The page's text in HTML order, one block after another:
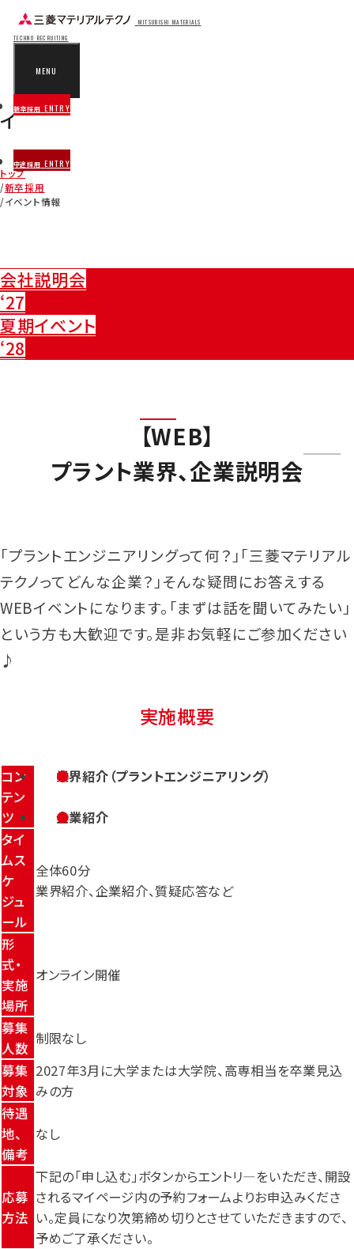
MITSUBISHI MATERIALS
TECHNO RECRUITING
MENU
新卒採用 ENTRY
中途採用 ENTRY
イベント情報
トップ
新卒採用
イベント情報
会社説明会
‘27
夏期イベント
‘28
【WEB】
プラント業界、企業説明会
「プラントエンジニアリングって何？」「三菱マテリアル
テクノってどんな企業？」そんな疑問にお答えする
WEBイベントになります。「まずは話を聞いてみたい」
という方も大歓迎です。是非お気軽にご参加ください
♪
実施概要
コン
テン
ツ
業界紹介（プラントエンジニアリング）
企業紹介
タイ
ムス
ケ
ジュ
ール
全体60分
業界紹介、企業紹介、質疑応答など
形
式・
実施
場所
オンライン開催
募集
人数
制限なし
募集
対象
2027年3月に大学または大学院、高専相当を卒業見込
みの方
待遇
地、
備考
なし
応募
方法
下記の「申し込む」ボタンからエントリ―をいただき、開設
されるマイページ内の予約フォームよりお申込みくださ
い。定員になり次第締め切りとさせていただきますので、
予めご了承ください。